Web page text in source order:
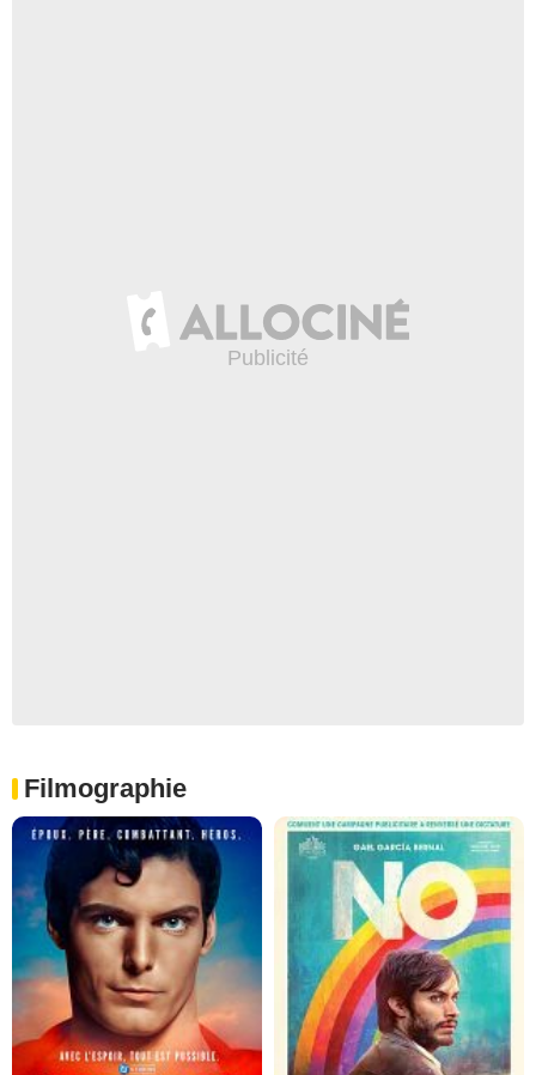
Filmographie